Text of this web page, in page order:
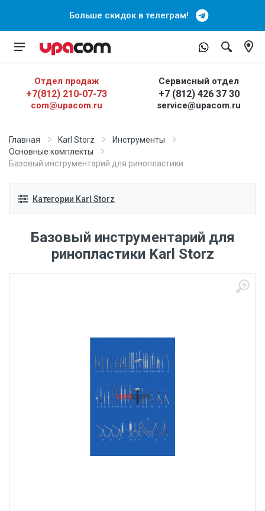
Больше скидок в телеграм!
Отдел продаж
+7(812) 210-07-73
com@upacom.ru
Сервисный отдел
+7 (812) 426 37 30
service@upacom.ru
Главная Karl Storz
Инструменты
Основные комплекты
Базовый инструментарий для ринопластики
Категории Karl Storz
Базовый инструментарий для
ринопластики Karl Storz